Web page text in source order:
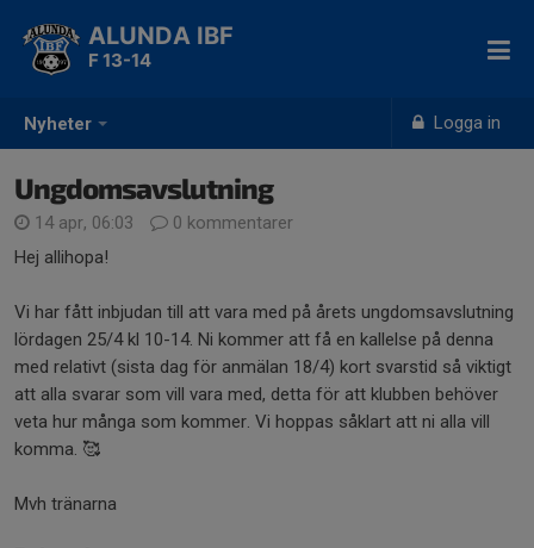
Nyheter Logga in
ALUNDA IBF
F 13-14
Ungdomsavslutning
14 apr, 06:03
0 kommentarer
Hej allihopa!
Vi har fått inbjudan till att vara med på årets ungdomsavslutning
lördagen 25/4 kl 10-14. Ni kommer att få en kallelse på denna
med relativt (sista dag för anmälan 18/4) kort svarstid så viktigt
att alla svarar som vill vara med, detta för att klubben behöver
veta hur många som kommer. Vi hoppas såklart att ni alla vill
komma. 🥰
Mvh tränarna